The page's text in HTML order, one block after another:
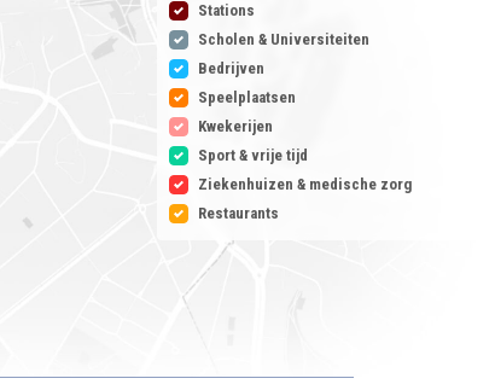
Stations
Scholen & Universiteiten
Bedrijven
Speelplaatsen
Kwekerijen
Sport & vrije tijd
Ziekenhuizen & medische zorg
Restaurants